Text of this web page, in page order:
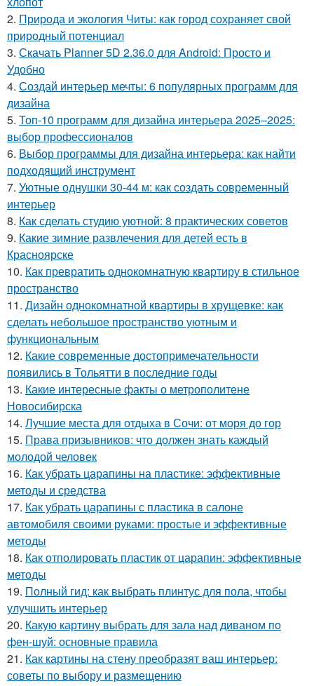
2. Природа и экология Читы: как город сохраняет свой
природный потенциал
3. Скачать Planner 5D 2.36.0 для Android: Просто и
Удобно
4. Создай интерьер мечты: 6 популярных программ для
дизайна
5. Топ-10 программ для дизайна интерьера 2025–2025:
выбор профессионалов
6. Выбор программы для дизайна интерьера: как найти
подходящий инструмент
7. Уютные однушки 30-44 м: как создать современный
интерьер
8. Как сделать студию уютной: 8 практических советов
9. Какие зимние развлечения для детей есть в
Красноярске
10. Как превратить однокомнатную квартиру в стильное
пространство
11. Дизайн однокомнатной квартиры в хрущевке: как
сделать небольшое пространство уютным и
функциональным
12. Какие современные достопримечательности
появились в Тольятти в последние годы
13. Какие интересные факты о метрополитене
Новосибирска
14. Лучшие места для отдыха в Сочи: от моря до гор
15. Права призывников: что должен знать каждый
молодой человек
16. Как убрать царапины на пластике: эффективные
методы и средства
17. Как убрать царапины с пластика в салоне
автомобиля своими руками: простые и эффективные
методы
18. Как отполировать пластик от царапин: эффективные
методы
19. Полный гид: как выбрать плинтус для пола, чтобы
улучшить интерьер
20. Какую картину выбрать для зала над диваном по
фен-шуй: основные правила
21. Как картины на стену преобразят ваш интерьер:
советы по выбору и размещению